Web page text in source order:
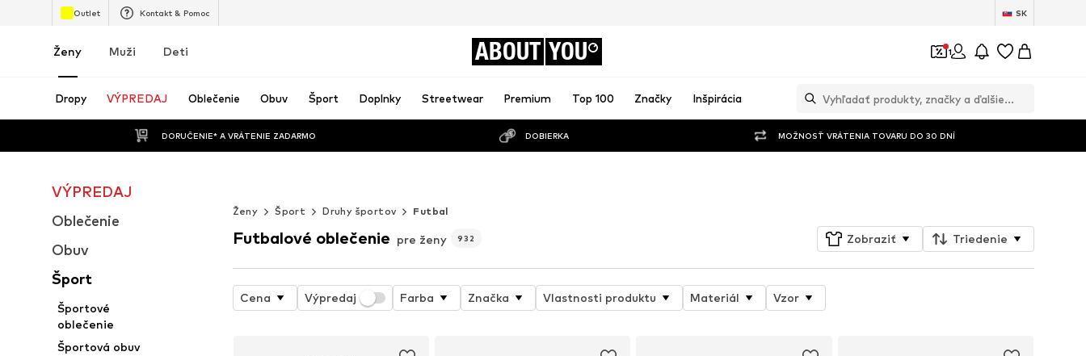
Outlet Kontakt & Pomoc SK
Ženy Muži Deti ABOUT YOU 1
Dropy VÝPREDAJ Oblečenie Obuv Šport Doplnky Streetwear Premium Top 100 Značky Inšpirácia
DORUČENIE* A VRÁTENIE ZADARMO DOBIERKA MOŽNOSŤ VRÁTENIA TOVARU DO 30 DNÍ
VÝPREDAJ
Oblečenie
Obuv
Šport
Športové
oblečenie
Športová obuv
Ženy
Šport Druhy športov Futbal
Futbalové oblečenie pre ženy 932 Zobraziť Triedenie
Cena Výpredaj Farba Značka Vlastnosti produktu Materiál Vzor